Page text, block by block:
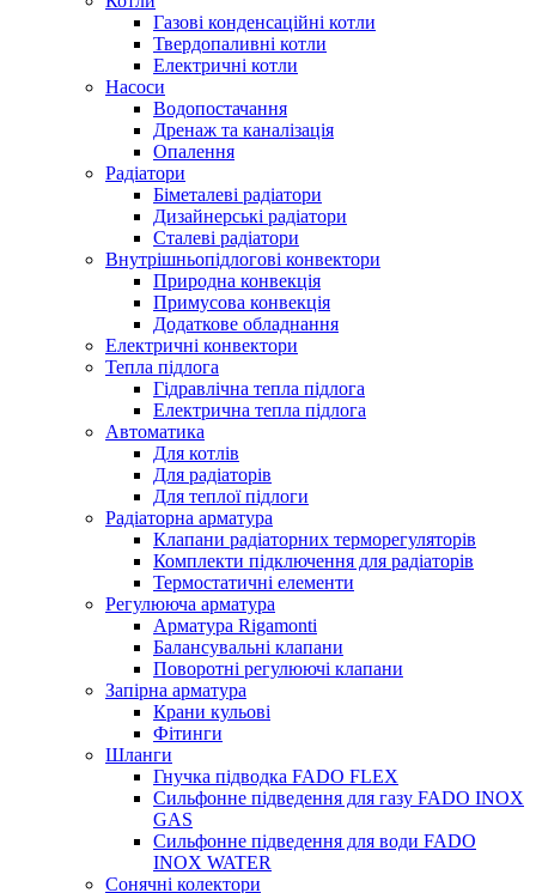
Газові конденсаційні котли
Твердопаливні котли
Електричні котли
Насоси
Водопостачання
Дренаж та каналізація
Опалення
Радіатори
Біметалеві радіатори
Дизайнерські радіатори
Сталеві радіатори
Внутрішньопідлогові конвектори
Природна конвекція
Примусова конвекція
Додаткове обладнання
Електричні конвектори
Тепла підлога
Гідравлічна тепла підлога
Електрична тепла підлога
Автоматика
Для котлів
Для радіаторів
Для теплої підлоги
Радіаторна арматура
Клапани радіаторних терморегуляторів
Комплекти підключення для радіаторів
Термостатичні елементи
Регулююча арматура
Арматура Rigamonti
Балансувальні клапани
Поворотні регулюючі клапани
Запірна арматура
Крани кульові
Фітинги
Шланги
Гнучка підводка FADO FLEX
Сильфонне підведення для газу FADO INOX
GAS
Сильфонне підведення для води FADO
INOX WATER
Сонячні колектори